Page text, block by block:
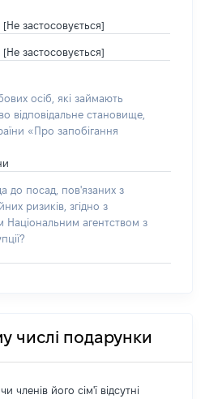
[Не застосовується]
[Не застосовується]
осіб, які займають
відповідальне становище,
«Про запобігання
до посад, пов'язаних з
ризиків, згідно з
Національним агентством з
числі подарунки
членів його сім'ї відсутні